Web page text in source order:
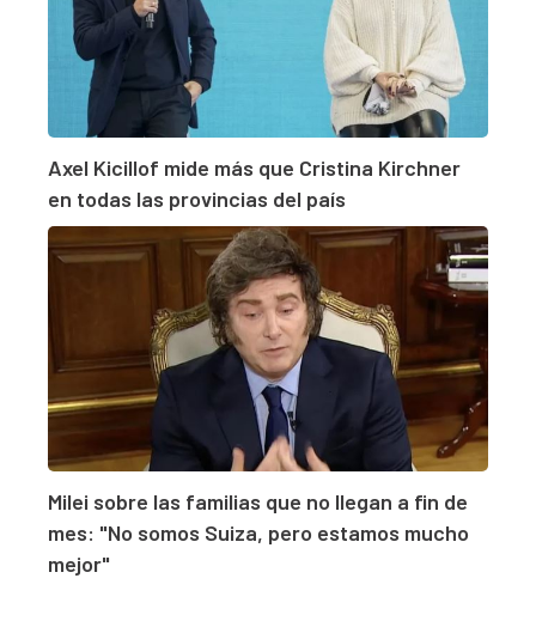
Axel Kicillof mide más que Cristina Kirchner
en todas las provincias del país
Milei sobre las familias que no llegan a fin de
mes: "No somos Suiza, pero estamos mucho
mejor"